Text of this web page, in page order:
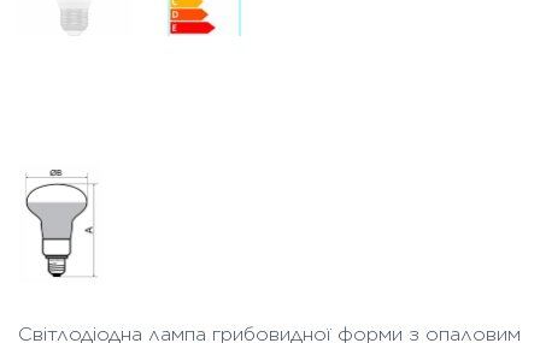
Світлодіодна лампа грибовидної форми з опаловим